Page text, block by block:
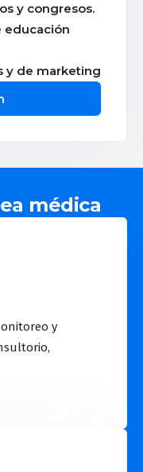
y congresos.
educación
y de marketing
médica
y